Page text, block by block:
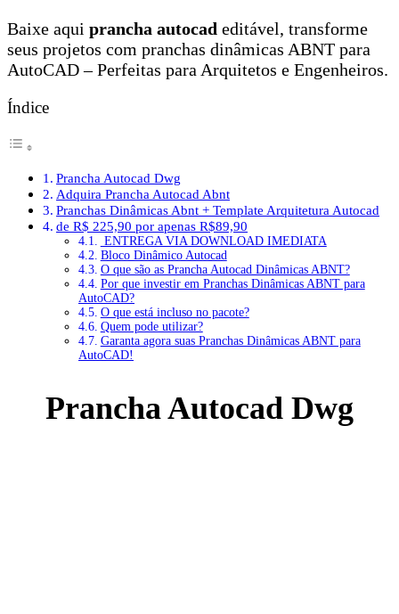
Baixe aqui prancha autocad editável, transforme
seus projetos com pranchas dinâmicas ABNT para
AutoCAD – Perfeitas para Arquitetos e Engenheiros.
Índice
Prancha Autocad Dwg
Adquira Prancha Autocad Abnt
Pranchas Dinâmicas Abnt + Template Arquitetura Autocad
de R$ 225,90 por apenas R$89,90
ENTREGA VIA DOWNLOAD IMEDIATA
Bloco Dinâmico Autocad
O que são as Prancha Autocad Dinâmicas ABNT?
Por que investir em Pranchas Dinâmicas ABNT para
AutoCAD?
O que está incluso no pacote?
Quem pode utilizar?
Garanta agora suas Pranchas Dinâmicas ABNT para
AutoCAD!
Prancha Autocad Dwg